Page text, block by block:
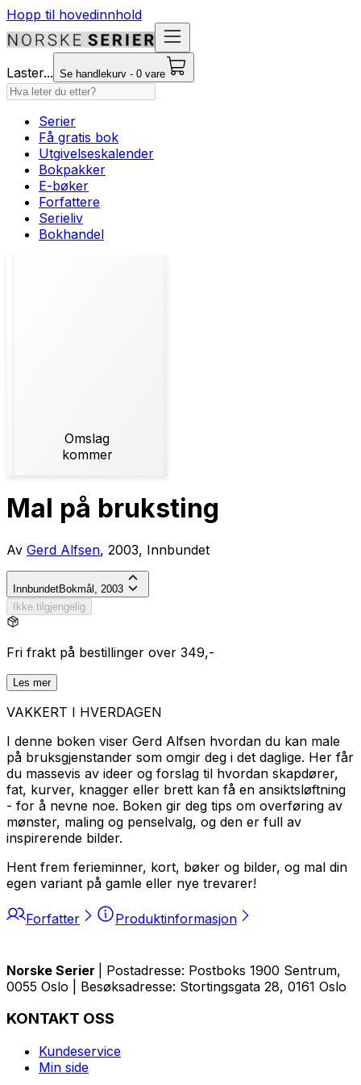
Hopp til hovedinnhold
Laster... Se handlekurv - 0 vare
Serier
Få gratis bok
Utgivelseskalender
Bokpakker
E-bøker
Forfattere
Serieliv
Bokhandel
Omslag
kommer
Mal på bruksting
Av Gerd Alfsen, 2003, Innbundet
InnbundetBokmål, 2003
Ikke tilgjengelig
Fri frakt på bestillinger over 349,-
Les mer
VAKKERT I HVERDAGEN
I denne boken viser Gerd Alfsen hvordan du kan male
på bruksgjenstander som omgir deg i det daglige. Her får
du massevis av ideer og forslag til hvordan skapdører,
fat, kurver, knagger eller brett kan få en ansiktsløftning
- for å nevne noe. Boken gir deg tips om overføring av
mønster, maling og penselvalg, og den er full av
inspirerende bilder.
Hent frem ferieminner, kort, bøker og bilder, og mal din
egen variant på gamle eller nye trevarer!
Forfatter Produktinformasjon
Norske Serier
| Postadresse: Postboks 1900 Sentrum,
0055 Oslo | Besøksadresse: Stortingsgata 28, 0161 Oslo
KONTAKT OSS
Kundeservice
Min side